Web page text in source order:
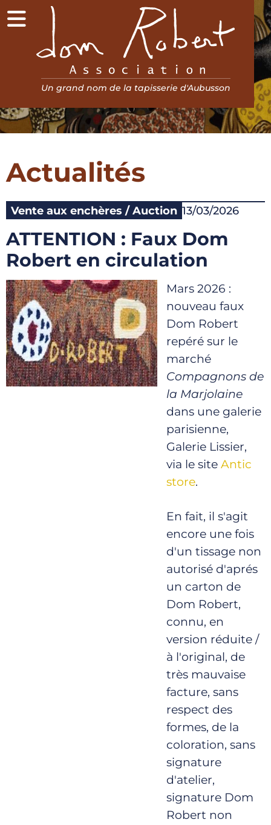
Menu
Association Dom Robert
Un grand nom de la tapisserie d'Aubusson
Actualités
Vente aux enchères / Auction 13/03/2026
ATTENTION : Faux Dom
Robert en circulation
Mars 2026 :
nouveau faux
Dom Robert
repéré sur le
marché
Compagnons de
la Marjolaine
dans une galerie
parisienne,
Galerie Lissier,
via le site Antic
store.
En fait, il s'agit
encore une fois
d'un tissage non
autorisé d'aprés
un carton de
Dom Robert,
connu, en
version réduite /
à l'original, de
très mauvaise
facture, sans
respect des
formes, de la
coloration, sans
signature
d'atelier,
signature Dom
Robert non